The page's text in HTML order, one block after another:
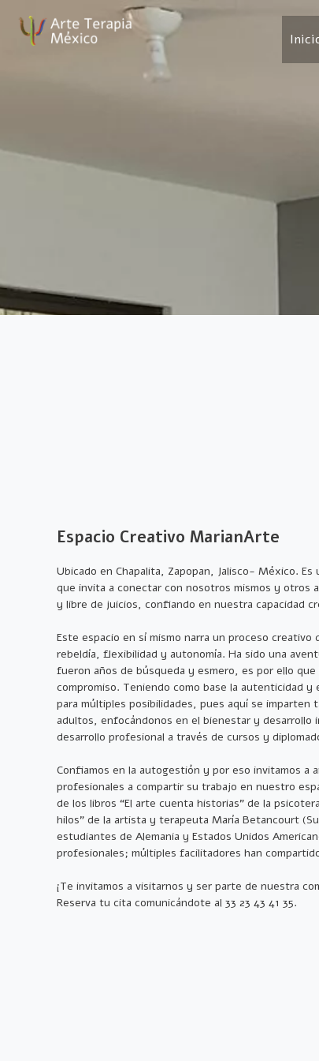
contenido
Espacio Creativo MarianArte
Ubicado en Chapalita, Zapopan, Jalisco- México.
que invita a conectar con nosotros mismos y otros
y libre de juicios, confiando en nuestra capacidad
Este espacio en sí mismo narra un proceso
rebeldía, flexibilidad y autonomía. Ha sido una
fueron años de búsqueda y esmero, es por ello
compromiso. Teniendo como base la autenticidad
para múltiples posibilidades, pues aquí se imparten
adultos, enfocándonos en el bienestar y desarrollo
desarrollo profesional a través de cursos y
Confiamos en la autogestión y por eso invitamos a
profesionales a compartir su trabajo en nuestro
de los libros “El arte cuenta historias” de la
hilos” de la artista y terapeuta María Betancourt
estudiantes de Alemania y Estados Unidos
profesionales; múltiples facilitadores han
¡Te invitamos a visitarnos y ser parte de nuestra
Reserva tu cita comunicándote al 33 23 43 41 35.